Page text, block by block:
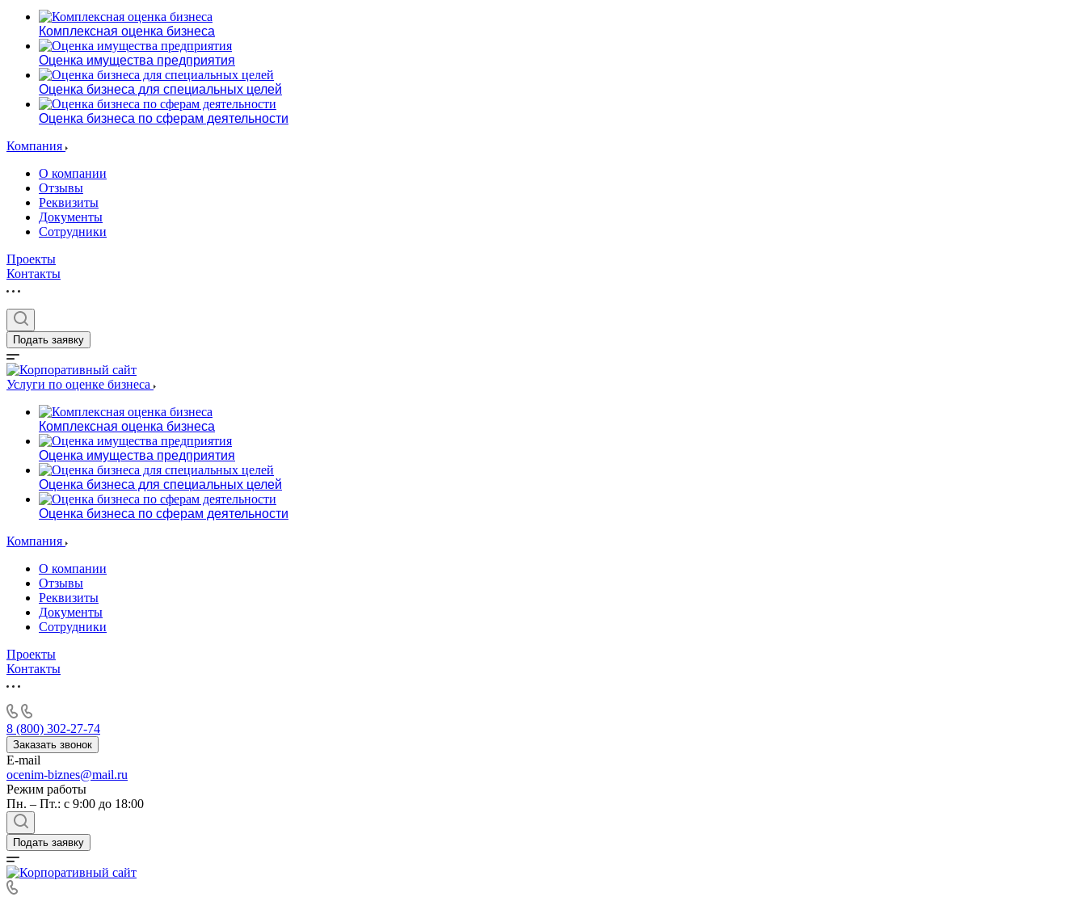
Комплексная оценка бизнеса
Оценка имущества предприятия
Оценка бизнеса для специальных целей
Оценка бизнеса по сферам деятельности
Компания
О компании
Отзывы
Реквизиты
Документы
Сотрудники
Проекты
Контакты
Подать заявку
Услуги по оценке бизнеса
Комплексная оценка бизнеса
Оценка имущества предприятия
Оценка бизнеса для специальных целей
Оценка бизнеса по сферам деятельности
Компания
О компании
Отзывы
Реквизиты
Документы
Сотрудники
Проекты
Контакты
8 (800) 302-27-74
Заказать звонок
E-mail
ocenim-biznes@mail.ru
Режим работы
Пн. – Пт.: с 9:00 до 18:00
Подать заявку
Абакан
Абдулино
Абинск
Азов
Аксай